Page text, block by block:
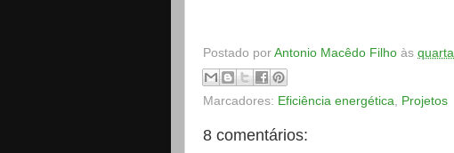
Postado por Antonio Macêdo Filho às
Marcadores: Eficiência energética Projetos
8 comentários: